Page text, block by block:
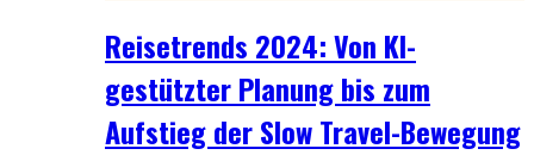
Reisetrends 2024: Von KI-
gestützter Planung bis zum
Aufstieg der Slow Travel-Bewegung